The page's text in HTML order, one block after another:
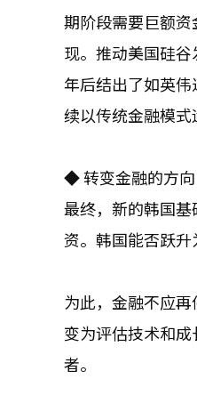
期阶段需要巨额
现。推动美国硅
年后结出了如英
续以传统金融模式
◆ 转变金融的方向
最终，新的韩国
资。韩国能否跃升
为此，金融不应
变为评估技术和
者。